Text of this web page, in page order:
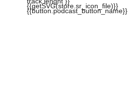
{{getSVG(store.sr_icon_file)}}
{{button.podcast_button_name}}